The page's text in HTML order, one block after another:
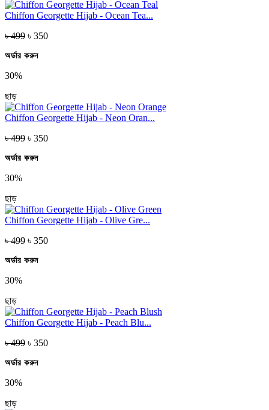
Chiffon Georgette Hijab - Ocean Tea...
৳ 499 ৳ 350
অর্ডার করুন
30%
ছাড়
Chiffon Georgette Hijab - Neon Oran...
৳ 499 ৳ 350
অর্ডার করুন
30%
ছাড়
Chiffon Georgette Hijab - Olive Gre...
৳ 499 ৳ 350
অর্ডার করুন
30%
ছাড়
Chiffon Georgette Hijab - Peach Blu...
৳ 499 ৳ 350
অর্ডার করুন
30%
ছাড়